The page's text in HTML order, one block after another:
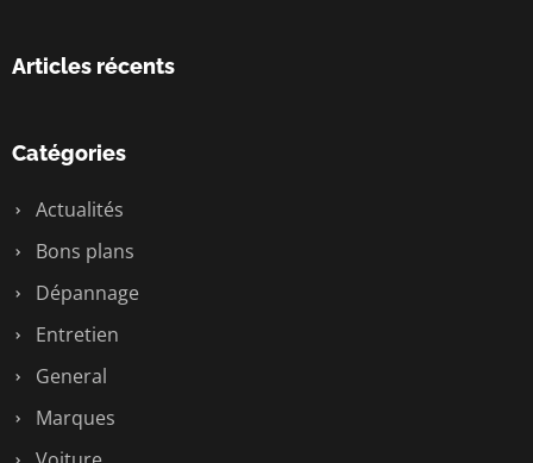
Articles récents
Catégories
Actualités
Bons plans
Dépannage
Entretien
General
Marques